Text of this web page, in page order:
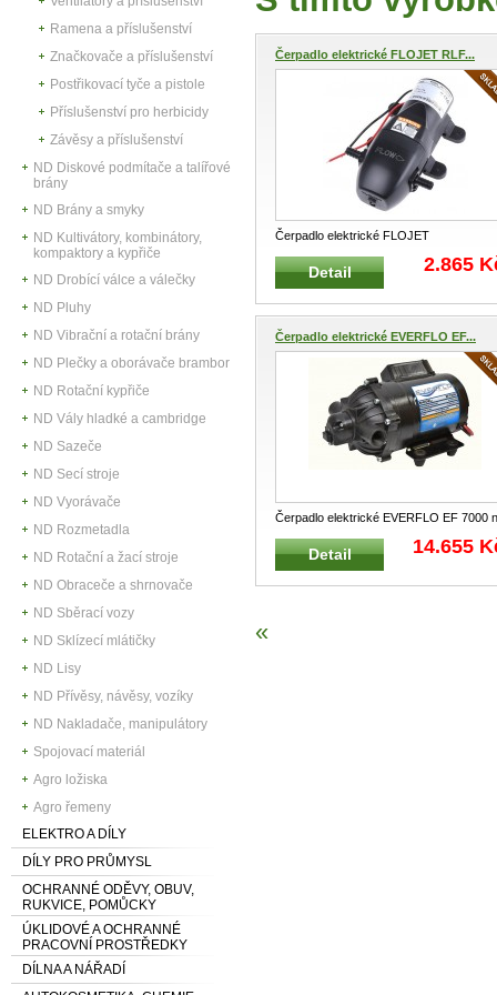
Ramena a příslušenství
Značkovače a příslušenství
Postřikovací tyče a pistole
Příslušenství pro herbicidy
Závěsy a příslušenství
ND Diskové podmítače a talířové
brány
ND Brány a smyky
ND Kultivátory, kombinátory,
kompaktory a kypřiče
ND Drobící válce a válečky
ND Pluhy
ND Vibrační a rotační brány
ND Plečky a oborávače brambor
ND Rotační kypřiče
ND Vály hladké a cambridge
ND Sazeče
ND Secí stroje
ND Vyorávače
ND Rozmetadla
ND Rotační a žací stroje
ND Obraceče a shrnovače
ND Sběrací vozy
ND Sklízecí mlátičky
ND Lisy
ND Přívěsy, návěsy, vozíky
ND Nakladače, manipulátory
Spojovací materiál
Agro ložiska
Agro řemeny
ELEKTRO A DÍLY
DÍLY PRO PRŮMYSL
OCHRANNÉ ODĚVY, OBUV,
RUKVICE, POMŮCKY
ÚKLIDOVÉ A OCHRANNÉ
PRACOVNÍ PROSTŘEDKY
DÍLNA A NÁŘADÍ
Čerpadlo elektrické FLOJET RLF...
Čerpadlo elektrické FLOJET
RLFP122202D na 12V Malé čerpadlo pro
přečerpá...
Detail 2.865
Čerpadlo elektrické EVERFLO EF...
Čerpadlo elektrické EVERFLO EF 7000
12V EVERFLO 33002-00006, 73060007
Detail 14.655
«